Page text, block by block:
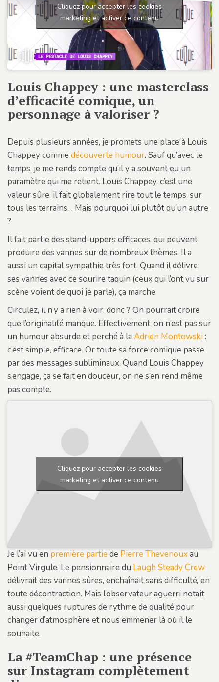
Cliquez pour accepter les cookies
marketing et activer ce contenu
Louis Chappey : une masterclass
d’efficacité comique, un
personnage à valoriser ?
Depuis plusieurs années, je promets une place à Louis
Chappey comme découverte humour. Sauf qu’avec le
temps, je me rends compte qu’il y a souvent eu un
paramètre qui me retient. Louis Chappey, c’est une
valeur sûre, il fait globalement rire tout le temps, sur
tous les terrains… Mais pourquoi lui plutôt qu’un autre
?
Il fait partie des stand-uppers efficaces, qui peuvent
produire des vannes sur de nombreux thèmes. Il a
aussi un capital sympathie très fort. Quand il délivre
ses vannes avec ce sourire taquin (ceux qui l’ont vu sur
scène voient de quoi je parle), ça marche.
Circulez, il n’y a rien à voir, donc ? On pourrait croire
que l’originalité manque. Effectivement, on n’est pas sur
un humour absurde et perché à la Adrien Montowski:
c’est simple, efficace. Or toute sa force comique passe
par des messages subliminaux. Quand Louis Chappey
s’engage, ça se fait en douceur, on ne s’en rend même
pas compte.
Cliquez pour accepter les cookies
marketing et activer ce contenu
Je l’ai vu en première partiede Pierre Thevenoux au
Point Virgule. Le pensionnaire du Laugh Steady Crew
délivrait des vannes sûres, enchaînait sans difficulté, en
toute décontraction. Mais l’observateur aguerri notait
aussi quelques ruptures de rythme de qualité pour
changer d’atmosphère et nous emmener là où il le
souhaite.
La #TeamChap : une présence
sur Instagram complètement